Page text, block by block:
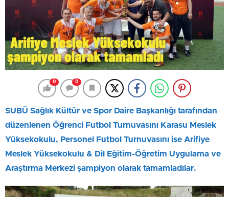
0 0
SUBÜ Sağlık Kültür ve Spor Daire Başkanlığı tarafından
düzenlenen Öğrenci Futbol Turnuvasını Karasu Meslek
Yüksekokulu, Personel Futbol Turnuvasını ise Arifiye
Meslek Yüksekokulu & Dil Eğitim-Öğretim Uygulama ve
Araştırma Merkezi şampiyon olarak tamamladılar.